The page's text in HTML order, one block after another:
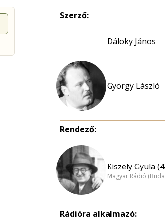
Szerző:
Dáloky János
György László
Rendező:
Kiszely Gyula
Magyar Rádió
Rádióra alkalmazó: